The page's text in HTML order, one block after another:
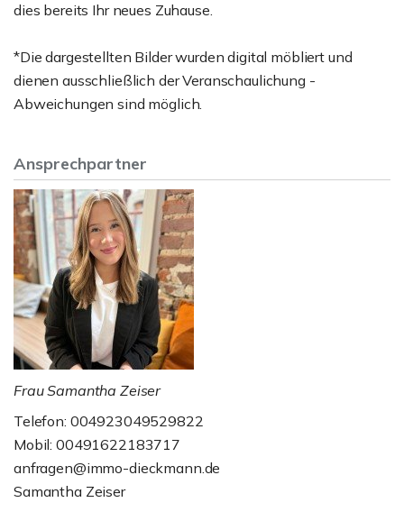
dies bereits Ihr neues Zuhause.
*Die dargestellten Bilder wurden digital möbliert und
dienen ausschließlich der Veranschaulichung -
Abweichungen sind möglich.
Ansprechpartner
Frau Samantha Zeiser
Telefon: 004923049529822
Mobil: 00491622183717
anfragen@immo-dieckmann.de
Samantha Zeiser